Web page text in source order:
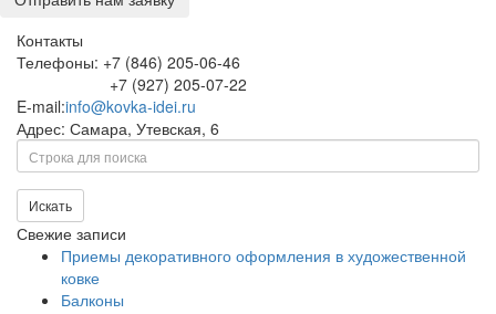
Контакты
Телефоны: +7 (846) 205-06-46
+7 (927) 205-07-22
E-mail:info@kovka-idei.ru
Адрес: Самара, Утевская, 6
Поиск
Искать
Свежие записи
Приемы декоративного оформления в художественной
ковке
Балконы